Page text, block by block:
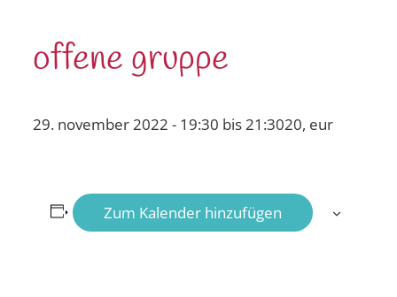
offene gruppe
29. november 2022 - 19:30 bis21:3020, eur
Zum Kalender hinzufügen